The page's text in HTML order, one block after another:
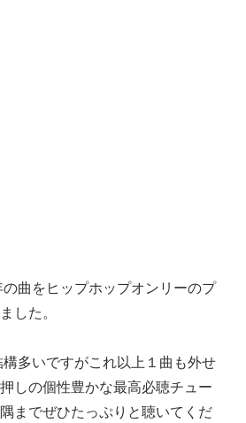
曲をヒップホップオンリーのプ
した。
多いですがこれ以上１曲も外せ
しの個性豊かな最高必聴チュー
までぜひたっぷりと聴いてくだ